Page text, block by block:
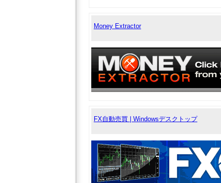
Money Extractor
FX自動売買 | Windowsデスクトップ